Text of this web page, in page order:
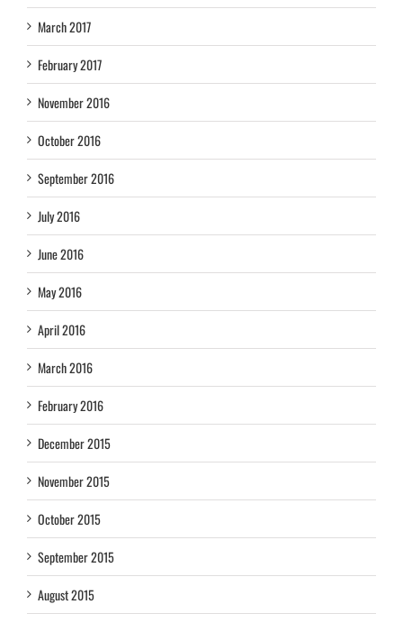
March 2017
February 2017
November 2016
October 2016
September 2016
July 2016
June 2016
May 2016
April 2016
March 2016
February 2016
December 2015
November 2015
October 2015
September 2015
August 2015